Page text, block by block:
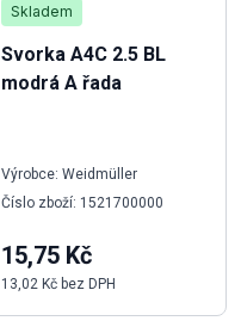
Skladem
Svorka A4C 2.5 BL
modrá A řada
Výrobce: Weidmüller
Číslo zboží: 1521700000
15,75 Kč
13,02 Kč bez DPH